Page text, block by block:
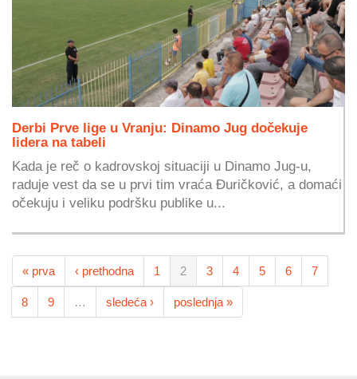
Derbi Prve lige u Vranju: Dinamo Jug dočekuje
lidera na tabeli
Kada je reč o kadrovskoj situaciji u Dinamo Jug-u,
raduje vest da se u prvi tim vraća Đuričković, a domaći
očekuju i veliku podršku publike u...
« prva ‹ prethodna 1 2 3 4 5 6 7
8 9 … sledeća › poslednja »